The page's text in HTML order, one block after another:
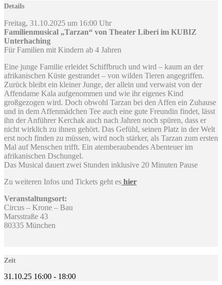
Details
Freitag, 31.10.2025 um 16:00 Uhr
Familienmusical „Tarzan“ von Theater Liberi im KUBIZ
Unterhaching
Für Familien mit Kindern ab 4 Jahren
Eine junge Familie erleidet Schiffbruch und wird – kaum an der
afrikanischen Küste gestrandet – von wilden Tieren angegriffen.
Zurück bleibt ein kleiner Junge, der allein und verwaist von der
Affendame Kala aufgenommen und wie ihr eigenes Kind
großgezogen wird. Doch obwohl Tarzan bei den Affen ein Zuhause
und in dem Affenmädchen Tee auch eine gute Freundin findet, lässt
ihn der Anführer Kerchak auch nach Jahren noch spüren, dass er
nicht wirklich zu ihnen gehört. Das Gefühl, seinen Platz in der Welt
erst noch finden zu müssen, wird noch stärker, als Tarzan zum ersten
Mal auf Menschen trifft. Ein atemberaubendes Abenteuer im
afrikanischen Dschungel.
Das Musical dauert zwei Stunden inklusive 20 Minuten Pause
Zu weiteren Infos und Tickets geht es hier
Veranstaltungsort:
Circus – Krone – Bau
Marsstraße 43
80335 München
Zeit
31.10.25 16:00 - 18:00